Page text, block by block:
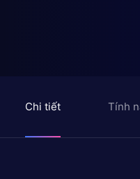
Chi tiết Tính